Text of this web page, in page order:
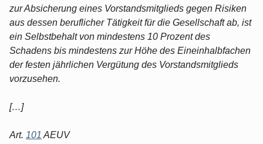
zur Absicherung eines Vorstandsmitglieds gegen Risiken
aus dessen beruflicher Tätigkeit für die Gesellschaft ab, ist
ein Selbstbehalt von mindestens 10 Prozent des
Schadens bis mindestens zur Höhe des Eineinhalbfachen
der festen jährlichen Vergütung des Vorstandsmitglieds
vorzusehen.
[…]
Art. 101 AEUV